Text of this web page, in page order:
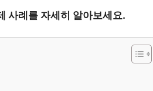
사례를 자세히 알아보세요.